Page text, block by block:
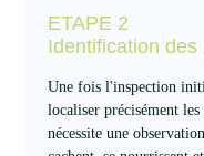
ETAPE 2
Identification
Une fois l'inspection
localiser précisément
nécessite une